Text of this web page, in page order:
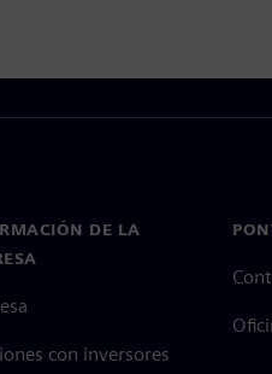
DE LA
con inversores